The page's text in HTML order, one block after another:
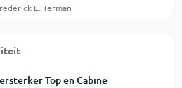
E. Terman
Top en Cabine